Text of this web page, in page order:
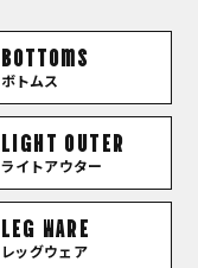
bottoms
ボトムス
LIGHT OUTER
ライトアウター
LEG WARE
レッグウェア